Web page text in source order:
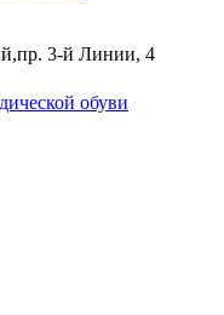
3-й Линии, 4